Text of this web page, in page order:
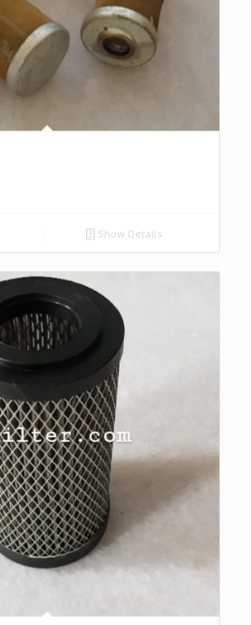
Show Details